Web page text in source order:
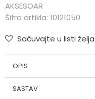
AKSESOAR
Šifra artikla: 10121050
Sačuvajte u listi želja
OPIS
SASTAV